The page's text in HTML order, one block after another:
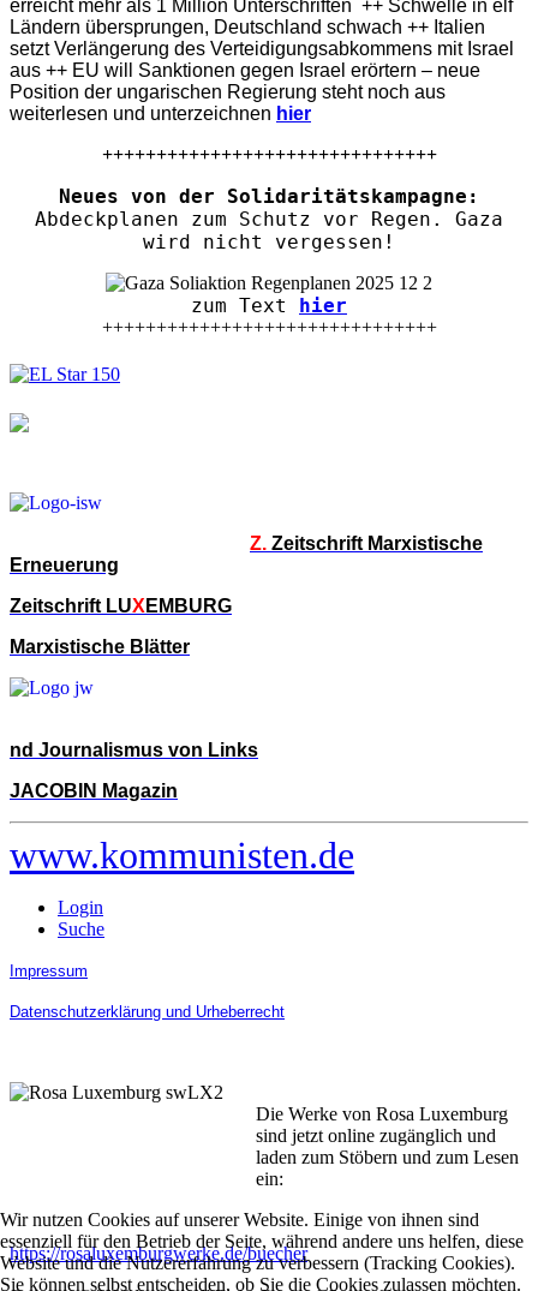
erreicht mehr als 1 Million Unterschriften ++ Schwelle in elf
Ländern übersprungen, Deutschland schwach ++ Italien
setzt Verlängerung des Verteidigungsabkommens mit Israel
aus ++ EU will Sanktionen gegen Israel erörtern – neue
Position der ungarischen Regierung steht noch aus
weiterlesen und unterzeichnen hier
+++++++++++++++++++++++++++++++
Neues von der Solidaritätskampagne:
Abdeckplanen zum Schutz vor Regen. Gaza
wird nicht vergessen!
zum Text hier
+++++++++++++++++++++++++++++++
Z. Zeitschrift Marxistische
Erneuerung
Zeitschrift LUX EMBURG
Marxistische Blätter
nd Journalismus von Links
JACOBIN Magazin
www.kommunisten.de
Login
Suche
Impressum
Datenschutzerklärung und Urheberrecht
Die Werke von Rosa Luxemburg
sind jetzt online zugänglich und
laden zum Stöbern und zum Lesen
ein:
https://rosaluxemburgwerke.de/buecher
Wir nutzen Cookies auf unserer Website. Einige von ihnen sind
essenziell für den Betrieb der Seite, während andere uns helfen, diese
Website und die Nutzererfahrung zu verbessern (Tracking Cookies).
Sie können selbst entscheiden, ob Sie die Cookies zulassen möchten.